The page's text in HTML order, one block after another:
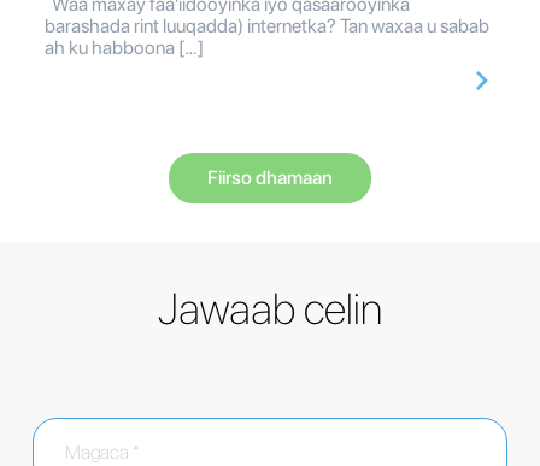
barashada rint luuqadda) internetka? Tan waxaa u sabab
ah ku habboona […]
Fiirso dhamaan
Jawaab celin